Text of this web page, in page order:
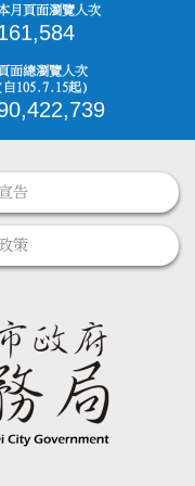
月頁面瀏覽人次
面總瀏覽人次
自105.7.15起)
告
策